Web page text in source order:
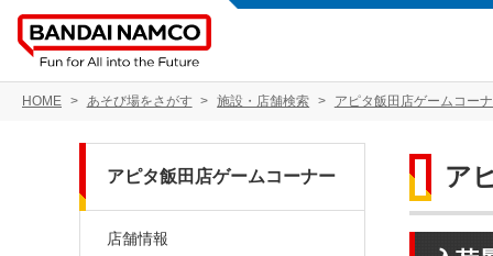
HOME あそび場をさがす 施設・店舗検索 アピタ飯田店ゲームコー
ア
アピタ飯田店ゲームコーナー
店舗情報